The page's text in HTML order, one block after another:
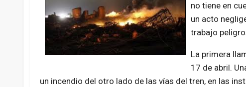
no tiene en
un acto
trabajo
La primera
17 de abril.
un incendio del otro lado de las vías del tren, en las